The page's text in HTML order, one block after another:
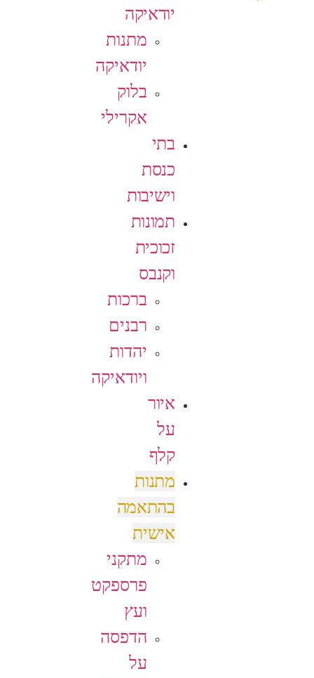
יודאיקה
מתנות
יודאיקה
בלוק
אקרילי
בתי
כנסת
וישיבות
תמונות
זכוכית
וקנבס
ברכות
רבנים
יהדות
ויודאיקה
איור
על
קלף
מתנות
בהתאמה
אישית
מתקני
פרספקט
ועץ
הדפסה
על